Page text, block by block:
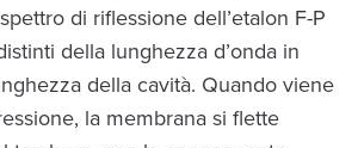
di riflessione dell’etalon F-P
della lunghezza d’onda in
della cavità. Quando viene
la membrana si flette